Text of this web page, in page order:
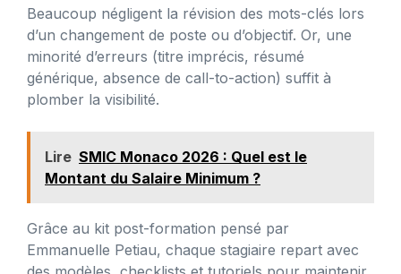
Beaucoup négligent la révision des mots-clés lors
d’un changement de poste ou d’objectif. Or, une
minorité d’erreurs (titre imprécis, résumé
générique, absence de call-to-action) suffit à
plomber la visibilité.
Lire SMIC Monaco 2026 : Quel est le
Montant du Salaire Minimum ?
Grâce au kit post-formation pensé par
Emmanuelle Petiau, chaque stagiaire repart avec